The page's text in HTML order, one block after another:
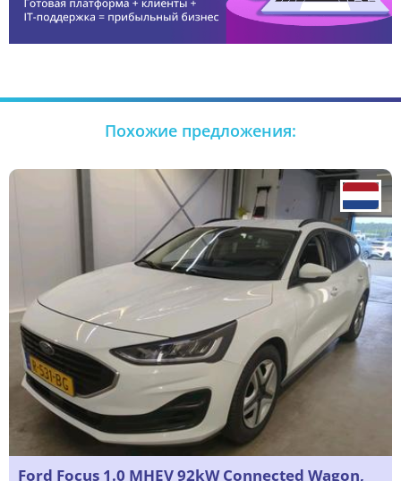
Похожие предложения:
Ford Focus 1.0 MHEV 92kW Connected Wagon,